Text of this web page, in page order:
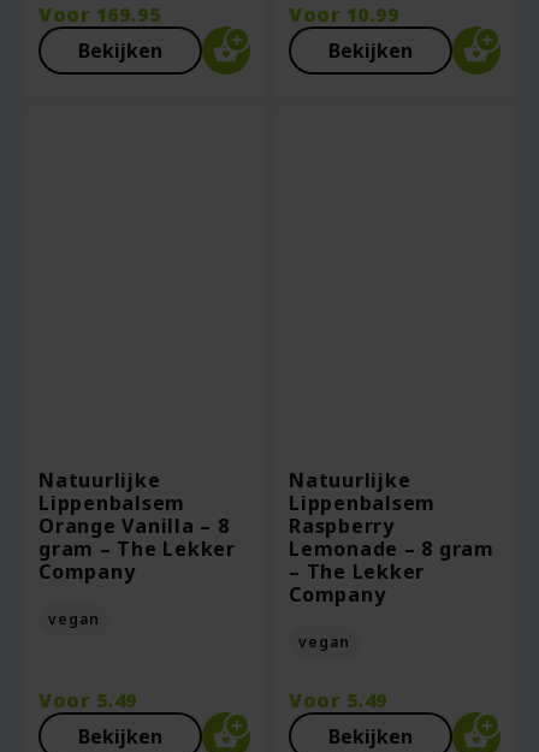
Voor 169.95
Bekijken
Voor 10.99
Bekijken
Natuurlijke
Lippenbalsem
Orange Vanilla – 8
gram – The Lekker
Company
vegan
Voor 5.49
Bekijken
Natuurlijke
Lippenbalsem
Raspberry
Lemonade – 8 gram
– The Lekker
Company
vegan
Voor 5.49
Bekijken